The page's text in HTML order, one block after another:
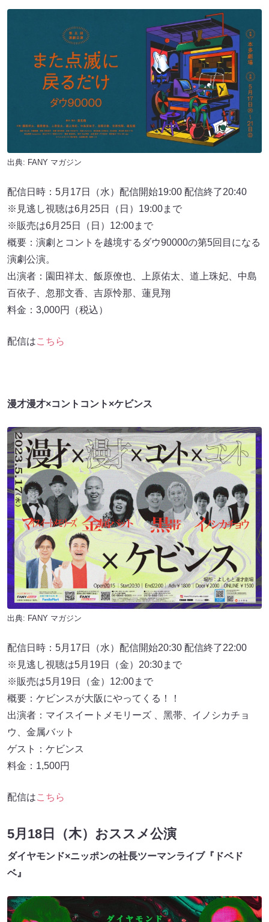
出典: FANY マガジン
配信日時：5月17日（⽔）配信開始19:00 配信終了20:40
※⾒逃し視聴は6月25日（⽇）19:00まで
※販売は6月25日（⽇）12:00まで
概要：演劇とコントを越境するダウ90000の第5回⽬になる
演劇公演。
出演者：園⽥祥太、飯原僚也、上原佑太、道上珠妃、中島
百依⼦、忽那⽂⾹、吉原怜那、蓮⾒翔
料金：3,000円（税込）
配信はこちら
漫才漫才×コントコント×ケビンス
出典: FANY マガジン
配信日時：5月17日（⽔）配信開始20:30 配信終了22:00
※⾒逃し視聴は5月19日（⾦）20:30まで
※販売は5月19日（⾦）12:00まで
概要：ケビンスが⼤阪にやってくる！！
出演者：マイスイートメモリーズ 、⿊帯、イノシカチョ
ウ、⾦属バット
ゲスト：ケビンス
料金：1,500円
配信はこちら
5月18日（木）おススメ公演
ダイヤモンド×ニッポンの社⻑ツーマンライブ『ドベド
ベ』